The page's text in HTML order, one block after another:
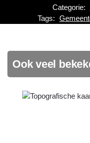
Categorie:
Tags:
Ook veel